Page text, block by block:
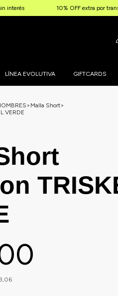
10% OFF extra por transferencia
LÍNEA EVOLUTIVA GIFTCARDS
> Malla Short>
VERDE